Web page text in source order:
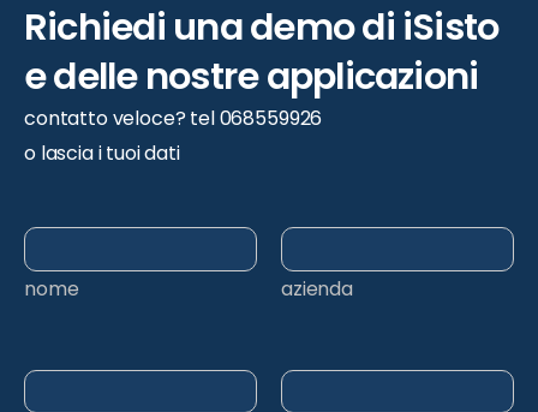
Richiedi unademodi iSisto
edellenostreapplicazioni
contatto veloce? tel 068559926
o lascia i tuoi dati
nome azienda